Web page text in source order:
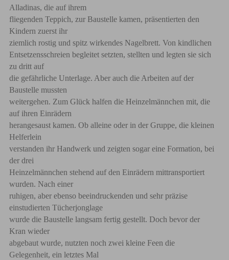
Alladinas, die auf ihrem
fliegenden Teppich, zur Baustelle kamen, präsentierten den
Kindern zuerst ihr
ziemlich rostig und spitz wirkendes Nagelbrett. Von kindlichen
Entsetzensschreien begleitet setzten, stellten und legten sie sich
zu dritt auf
die gefährliche Unterlage. Aber auch die Arbeiten auf der
Baustelle mussten
weitergehen. Zum Glück halfen die Heinzelmännchen mit, die
auf ihren Einrädern
herangesaust kamen. Ob alleine oder in der Gruppe, die kleinen
Helferlein
verstanden ihr Handwerk und zeigten sogar eine Formation, bei
der drei
Heinzelmännchen stehend auf den Einrädern mittransportiert
wurden. Nach einer
ruhigen, aber ebenso beeindruckenden und sehr präzise
einstudierten Tücherjonglage
wurde die Baustelle langsam fertig gestellt. Doch bevor der
Kran wieder
abgebaut wurde, nutzten noch zwei kleine Feen die
Gelegenheit, ein letztes Mal